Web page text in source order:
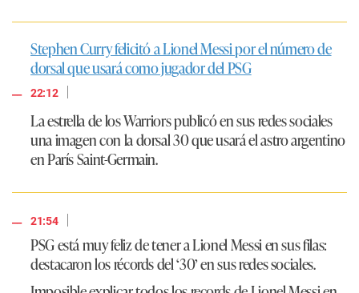
Stephen Curry felicitó a Lionel Messi por el número de
dorsal que usará como jugador del PSG
22:12
|
La estrella de los Warriors publicó en sus redes sociales
una imagen con la dorsal 30 que usará el astro argentino
en París Saint-Germain.
21:54
|
PSG está muy feliz de tener a Lionel Messi en sus filas:
destacaron los récords del ‘30’ en sus redes sociales.